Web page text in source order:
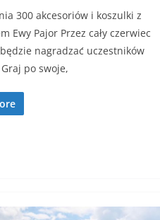
300 akcesoriów i koszulki z
Ewy Pajor Przez cały czerwiec
nagradzać uczestników
po swoje,